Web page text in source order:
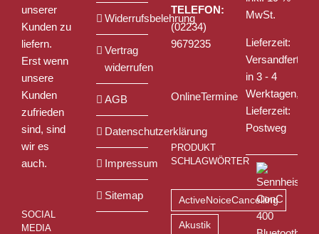
unserer
Kunden zu
liefern.
Erst wenn
unsere
Kunden
zufrieden
sind, sind
wir es
auch.
SOCIAL
MEDIA
Widerrufsbelehrung
Vertrag
widerrufen
AGB
Datenschutzerklärung
Impressum
Sitemap
TELEFON:
(02234)
9679235
OnlineTermine
PRODUKT
SCHLAGWÖRTER
ActiveNoiceCancelling
Akustik
MwSt.
Lieferzeit:
Versandfertig
in 3 - 4
Werktagen,
Lieferzeit:
Postweg